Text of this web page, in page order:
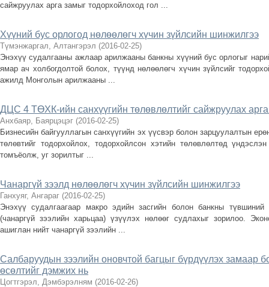
сайжруулах арга замыг тодорхойлоход гол ...
Хүүний бус орлогод нөлөөлөгч хүчин зүйлсийн шинжилгээ
Түмэнжаргал, Алтангэрэл (2016-02-25)
Энэхүү судалгааны ажлаар арилжааны банкны хүүний бус орлогыг
ямар ач холбогдолтой болох, түүнд нөлөөлөгч хүчин зүйлсийг
ажилд Монголын арилжааны ...
ДЦС 4 ТӨХК-ийн санхүүгийн төлөвлөлтийг сайжруулах
Анхбаяр, Баярцэцэг (2016-02-25)
Бизнесийн байгууллагын санхүүгийн эх үүсвэр болон зарцуулалтын
төлөвтийг тодорхойлох, тодорхойлсон хэтийн төлөвлөлтөд
томъёолж, уг зорилтыг ...
Чанаргүй зээлд нөлөөлөгч хүчин зүйлсийн шинжилгээ
Ганхуяг, Ангараг (2016-02-25)
Энэхүү судалгаагаар макро эдийн засгийн болон банкны түвшиний
(чанаргүй зээлийн харьцаа) үзүүлэх нөлөөг судлахыг зорилоо.
ашиглан нийт чанаргүй зээлийн ...
Салбаруудын зээлийн оновчтой багцыг бүрдүүлэх замаар
өсөлтийг дэмжих нь
Цогтгэрэл, Дэмбэрэлням (2016-02-26)